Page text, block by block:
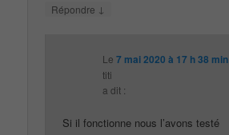
Répondre ↓
Le7 mai 2020 à 17 h 38 min
titi
a dit :
Si il fonctionne nous l’avons testé